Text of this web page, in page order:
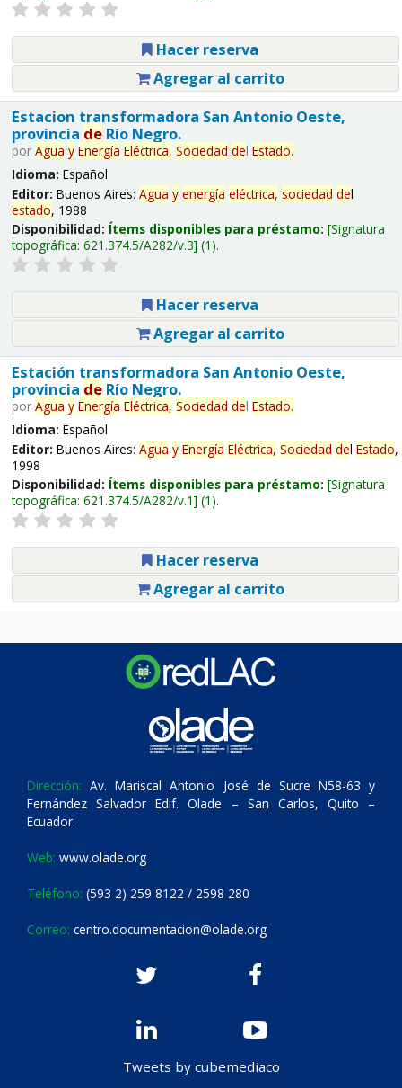
Hacer reserva
Agregar al carrito
Estacion transformadora San Antonio Oeste,
provincia deRío Negro.
por Agua y Energía Eléctrica, Sociedad del Estado.
Idioma: Español
Editor: Buenos Aires: Agua y energía eléctrica, sociedad del
estado, 1988
Disponibilidad: Ítems disponibles para préstamo: Signatura
topográfica: 621.374.5/A282/v.3 (1).
Hacer reserva
Agregar al carrito
Estación transformadora San Antonio Oeste,
provincia deRío Negro.
por Agua y Energía Eléctrica, Sociedad del Estado.
Idioma: Español
Editor: Buenos Aires: Agua y Energía Eléctrica, Sociedad del Estado,
1998
Disponibilidad: Ítems disponibles para préstamo: Signatura
topográfica: 621.374.5/A282/v.1 (1).
Hacer reserva
Agregar al carrito
Dirección: Av. Mariscal Antonio José de Sucre N58-63 y
Fernández Salvador Edif. Olade – San Carlos, Quito –
Ecuador.
Web: www.olade.org
Teléfono: (593 2) 259 8122 / 2598 280
Correo: centro.documentacion@olade.org
Tweets by cubemediaco